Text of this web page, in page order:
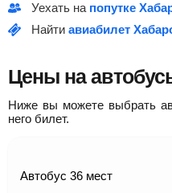
Уехать на попутке
Найти авиабилет
Цены на
Ниже вы можете выбрать
него билет.
Автобус 36 мест